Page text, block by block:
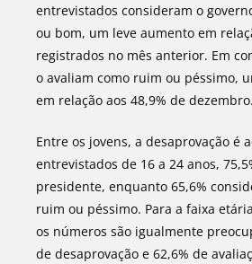
entrevistados consideram o
ou bom, um leve aumento em
registrados no mês anterior. Em
o avaliam como ruim ou péssimo,
em relação aos 48,9% de dezembro.
Entre os jovens, a desaprovação é
entrevistados de 16 a 24 anos,
presidente, enquanto 65,6%
ruim ou péssimo. Para a faixa
os números são igualmente
de desaprovação e 62,6% de